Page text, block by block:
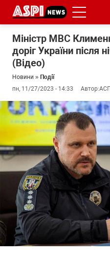
Міністр МВС
доріг України після
(Відео)
Новини » Події
пн, 11/27/2023 - 14:33
Автор:
#ООС
#боротьба
з
корупцією
#ДФС